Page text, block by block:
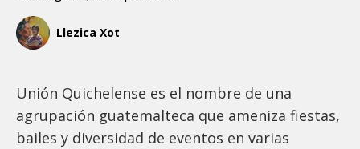
Llezica Xot
Unión Quichelense es el nombre de una
agrupación guatemalteca que ameniza fiestas,
bailes y diversidad de eventos en varias